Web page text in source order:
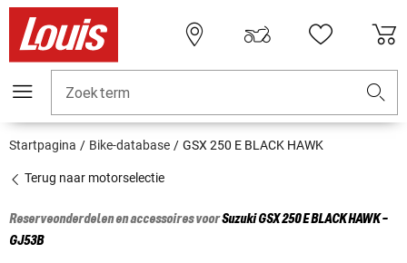
Zoekterm
Startpagina Bike-database GSX 250 E BLACK HAWK
Terug naar motorselectie
Reserveonderdelen en accessoires voorSuzukiGSX 250 E BLACK HAWK -
GJ53B